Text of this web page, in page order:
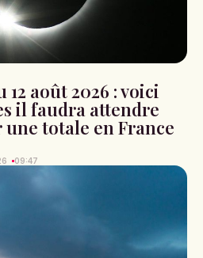
août 2026 : voici
il faudra attendre
une totale en France
09:47